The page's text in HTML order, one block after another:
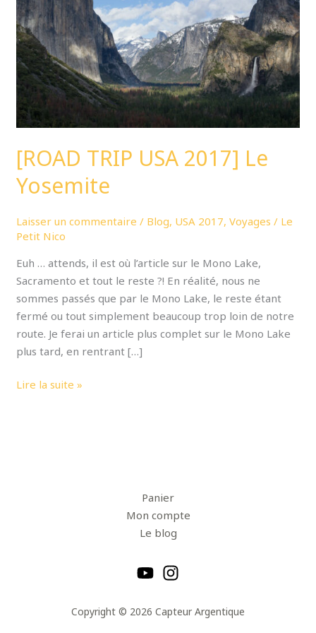
[ROAD TRIP USA 2017] Le
Yosemite
Laisser un commentaire / Blog, USA 2017,Voyages / Le
Petit Nico
Euh … attends, il est où l’article sur le Mono Lake,
Sacramento et tout le reste ?! En réalité, nous ne
sommes passés que par le Mono Lake, le reste étant
fermé ou tout simplement beaucoup trop loin de notre
route. Je ferai un article plus complet sur le Mono Lake
plus tard, en rentrant […]
Le
Yosemite
Lire la suite »
Panier
Mon compte
Le blog
Copyright © 2026 Capteur Argentique